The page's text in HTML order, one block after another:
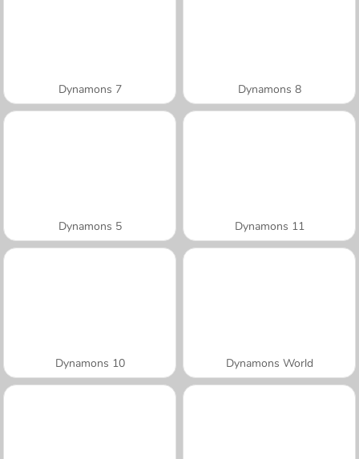
Dynamons 7 Dynamons 8
Dynamons 5 Dynamons 11
Dynamons 10 Dynamons World